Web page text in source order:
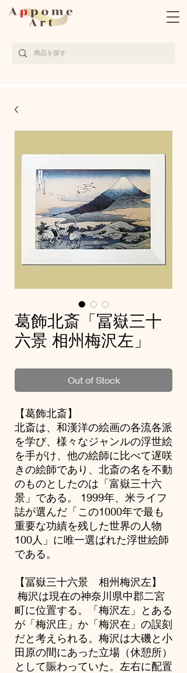
葛飾北斎「冨嶽三十
六景 相州梅沢左」
Out of Stock
【葛飾北斎】
北斎は、和漢洋の絵画の各流各派
を学び、様々なジャンルの浮世絵
を手がけ、他の絵師に比べて遅咲
きの絵師であり、北斎の名を不動
のものとしたのは「富嶽三十六
景」である。 1999年、米ライフ
誌が選んだ「この1000年で最も
重要な功績を残した世界の人物
100人」に唯一選ばれた浮世絵師
である。
【冨嶽三十六景 相州梅沢左】
梅沢は現在の神奈川県中郡二宮
町に位置する。「梅沢左」とある
が「梅沢庄」か「梅沢在」の誤刻
だと考えられる。梅沢は大磯と小
田原の間にあった立場（休憩所）
として賑わっていた。左右に配置